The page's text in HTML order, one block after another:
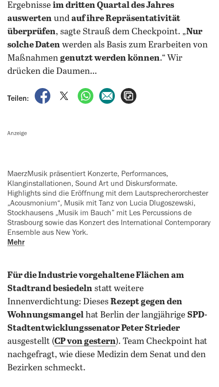
Ergebnisse im dritten Quartal des Jahres
auswerten und auf ihre Repräsentativität
überprüfen, sagte Strauß dem Checkpoint. „Nur
solche Daten werden als Basis zum Erarbeiten von
Maßnahmen genutzt werden können.“ Wir
drücken die Daumen…
Teilen:
auf Facebook teilen
auf X teilenper WhatsApp teilen
per E-Mail teilen
Anzeige
MaerzMusik präsentiert Konzerte, Per‍formances,
Klanginstallationen, Sound Art und Diskursformate.
Highlights sind die Eröffnung mit dem Lautsprecherorchester
‍„Acousmonium“, Musik mit Tanz von Lucia Dlugoszewski,
Stockhausens „Musik im Bauch” mit Les Percussions de
Strasbourg so‍wie das Konzert des International Contemporary
Ensemble aus New York.
Mehr
Für die Industrie vorgehaltene Flächen am
Stadtrand besiedeln statt weitere
Innenverdichtung: Dieses Rezept gegen den
Wohnungsmangel hat Berlin der langjährige SPD-
Stadtentwicklungssenator Peter Strieder
ausgestellt (CP von gestern). Team Checkpoint hat
nachgefragt, wie diese Medizin dem Senat und den
Bezirken schmeckt.